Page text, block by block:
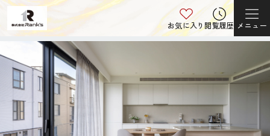
お気に入り閲覧履歴 メニュー